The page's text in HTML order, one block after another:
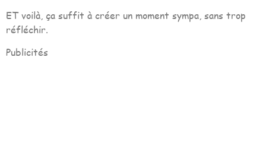
ET voilà, ça suffit à créer un moment sympa, sans trop
réfléchir.
Publicités